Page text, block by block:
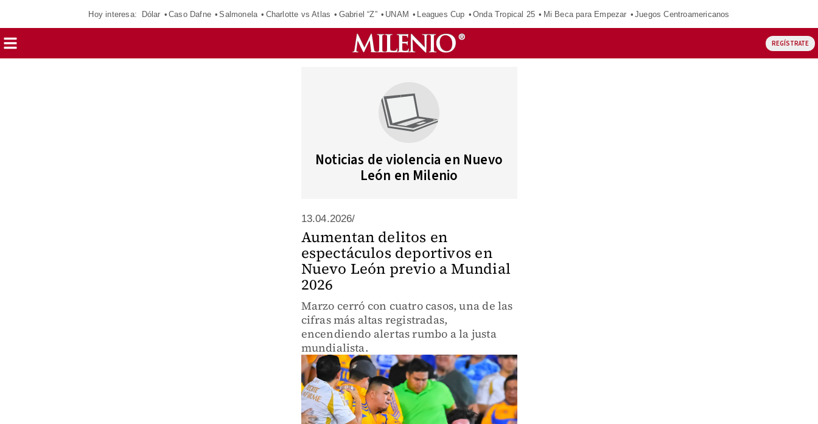
Hoy interesa: Dólar Caso Dafne Salmonela Charlotte vs Atlas Gabriel “Z” UNAM Leagues Cup Onda Tropical 25 Mi Beca para Empezar Juegos Centroamericanos
REGÍSTRATE
Noticias de violencia en Nuevo
León en Milenio
13.04.2026/
Aumentan delitos en
espectáculos deportivos en
Nuevo León previo a Mundial
2026
Marzo cerró con cuatro casos, una de las
cifras más altas registradas,
encendiendo alertas rumbo a la justa
mundialista.